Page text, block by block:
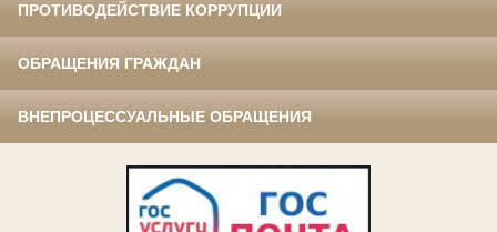
ПРОТИВОДЕЙСТВИЕ КОРРУПЦИИ
ОБРАЩЕНИЯ ГРАЖДАН
ВНЕПРОЦЕССУАЛЬНЫЕ ОБРАЩЕНИЯ